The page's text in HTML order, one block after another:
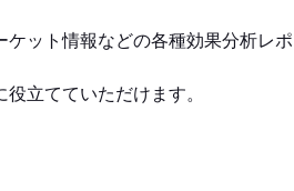
ット情報などの各種効果分析レポ
立てていただけます。